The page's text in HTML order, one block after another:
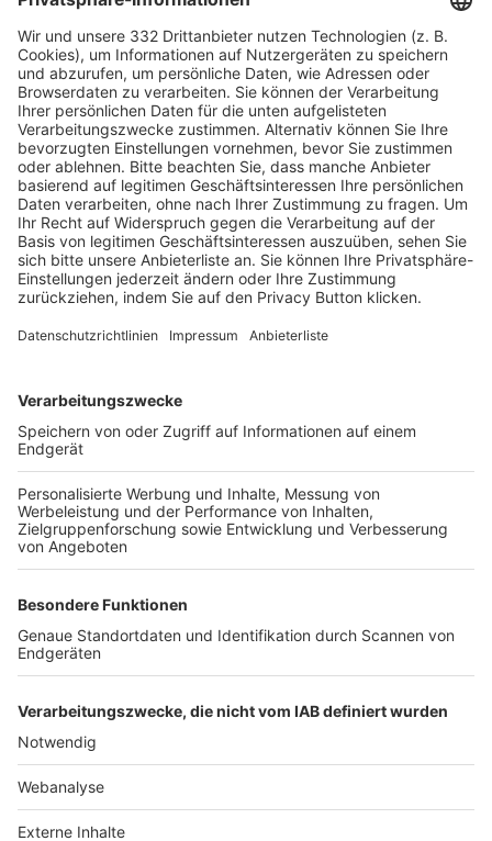
HÄUFIG BESUCHTE SEITEN
Pässe und Vereinswechsel
Trainerausbildung
Schulungsangebot Vereinsmitarbeiter
BFV-Geschäftsstellen
Trainerbörse
Login SpielPlus
FOLGE DEM BFV
TOP-VEREINE
TOP-PARTNER
Nutzungsbedingungen Datenschutz Impressum